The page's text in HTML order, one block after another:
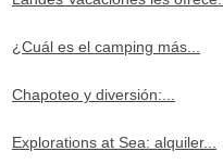
¿Cuál es el camping más...
Chapoteo y diversión:...
Explorations at Sea: alquiler...